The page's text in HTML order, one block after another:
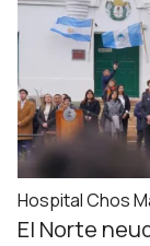
Hospital Chos
El Norte